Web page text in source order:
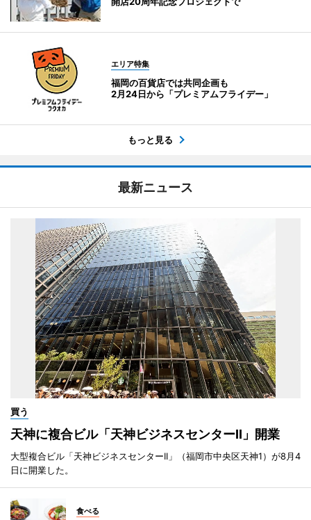
エリア特集
福岡の百貨店では共同企画も
2月24日から「プレミアムフライデー」
もっと見る
最新ニュース
買う
天神に複合ビル「天神ビジネスセンターII」開業
大型複合ビル「天神ビジネスセンターII」（福岡市中央区天神1）が8月4
日に開業した。
食べる